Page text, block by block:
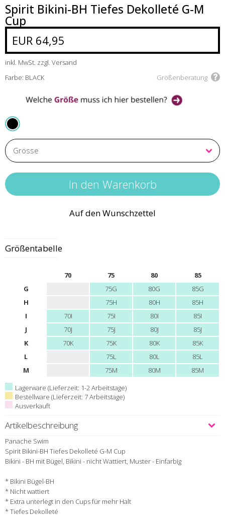
Spirit Bikini-BH Tiefes Dekolleté G-M
Cup
EUR 64,95
inkl. MwSt. zzgl. Versand
Farbe: BLACK
Größenberatung
Auf den Wunschzettel
Größentabelle
70 75 80
85
G
75G 80G
85G
H
75H 80H
85H
I
70I 75I 80I
85I
J
70J 75J 80J
85J
K
70K 75K 80K
85K
L
75L 80L
85L
M
75M 80M
85M
Lagerware (Lieferzeit: 1-2 Arbeitstage)
Bestellware (Lieferzeit: 7 Arbeitstage)
Ausverkauft
Artikelbeschreibung
Panache Swim
Spirit Bikini-BH Tiefes Dekolleté G-M Cup
Bikini - BH mit Bügel, Bikini - nicht Wattiert, Muster - Einfarbig
* Bikini Bügel-BH
* Nicht wattiert
* Extra unterlegt in den Cups für mehr Halt
* Tiefes Dekolleté